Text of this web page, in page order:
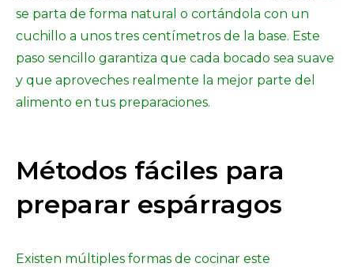
se parta de forma natural o cortándola con un
cuchillo a unos tres centímetros de la base. Este
paso sencillo garantiza que cada bocado sea suave
y que aproveches realmente la mejor parte del
alimento en tus preparaciones.
Métodos fáciles para
preparar espárragos
Existen múltiples formas de cocinar este